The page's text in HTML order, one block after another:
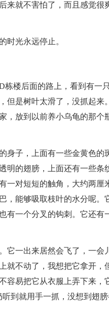
来就不害怕了，而且感觉很
时光永远停止。
栋楼后面的路上，看到有一
但是树叶太滑了，没抓起来
，放到以前养小乌龟的那
身子，上面有一些金黄色的
明的翅膀，上面还有一些条
一对短短的触角，大约两厘
，能够吸取枝叶的水分呢。
有一个分叉的钩刺。它还有
它一出来居然会飞了，一会
就不动了，我想把它拿开
容易把它从衣服上弄下来，
到就用手一抓，没想到翅